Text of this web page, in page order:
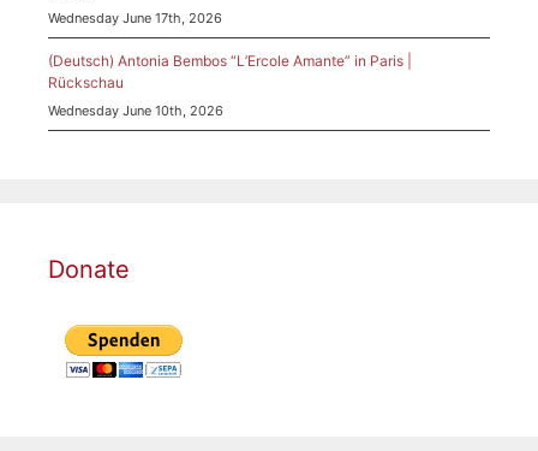
Wednesday June 17th, 2026
(Deutsch) Antonia Bembos “L’Ercole Amante” in Paris |
Rückschau
Wednesday June 10th, 2026
Donate